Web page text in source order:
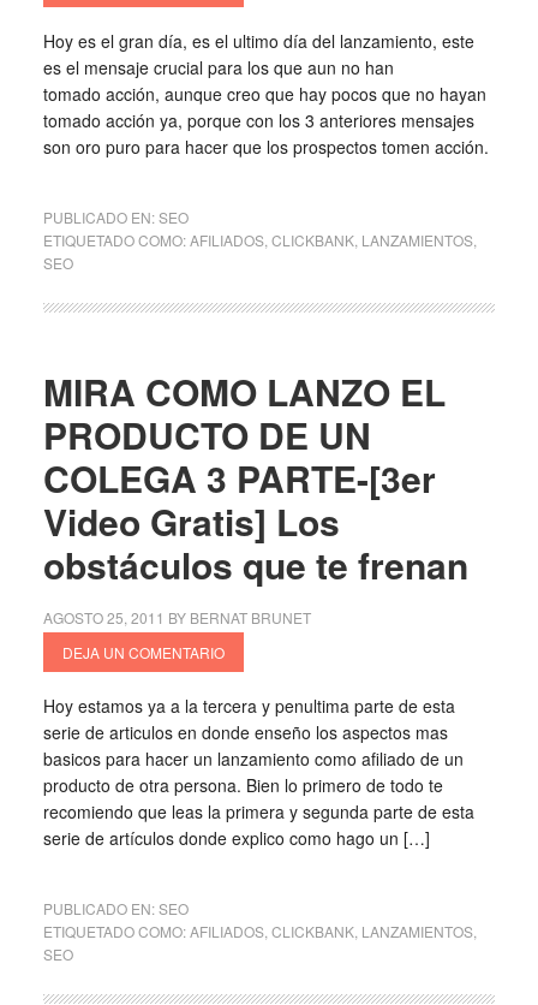
Hoy es el gran día, es el ultimo día del lanzamiento, este
es el mensaje crucial para los que aun no han
tomado acción, aunque creo que hay pocos que no hayan
tomado acción ya, porque con los 3 anteriores mensajes
son oro puro para hacer que los prospectos tomen acción.
PUBLICADO EN:SEO
ETIQUETADO COMO:AFILIADOS, CLICKBANK, LANZAMIENTOS,
SEO
MIRA COMO LANZO EL
PRODUCTO DE UN
COLEGA 3 PARTE-[3er
Video Gratis] Los
obstáculos que te frenan
AGOSTO 25, 2011 BY BERNAT BRUNET
DEJA UN COMENTARIO
Hoy estamos ya a la tercera y penultima parte de esta
serie de articulos en donde enseño los aspectos mas
basicos para hacer un lanzamiento como afiliado de un
producto de otra persona. Bien lo primero de todo te
recomiendo que leas la primera y segunda parte de esta
serie de artículos donde explico como hago un […]
PUBLICADO EN:SEO
ETIQUETADO COMO:AFILIADOS, CLICKBANK, LANZAMIENTOS,
SEO